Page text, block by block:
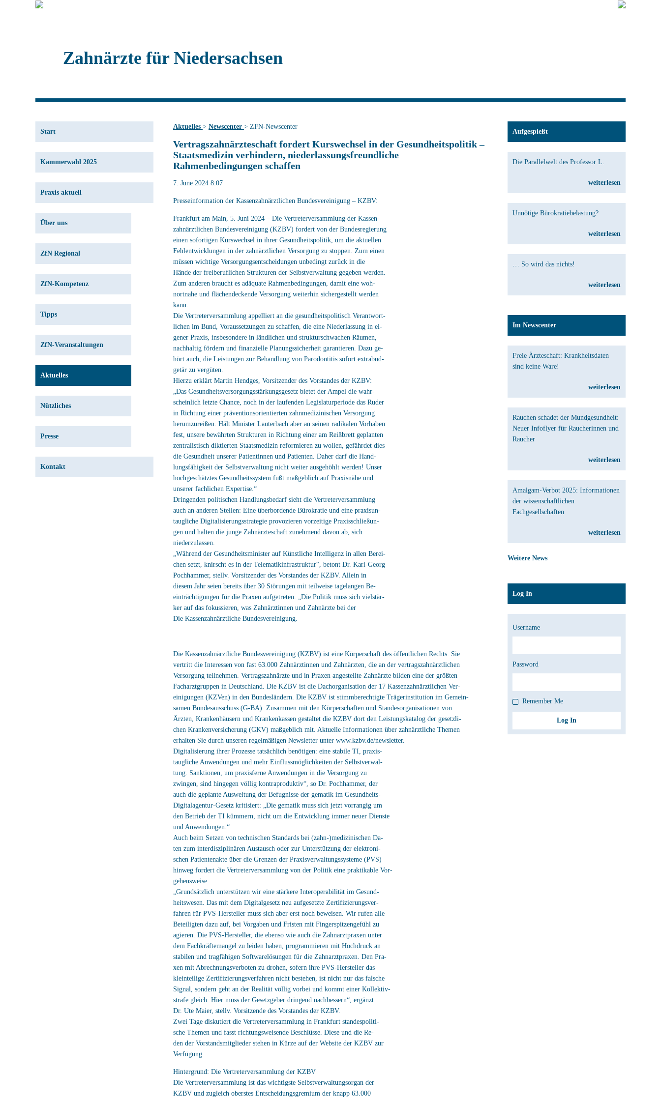
Zahnärzte für Niedersachsen
Start
Kammerwahl 2025
Praxis aktuell
Über uns
ZfN Regional
ZfN-Kompetenz
Tipps
ZfN-Veranstaltungen
Aktuelles
Nützliches
Presse
Kontakt
Aktuelles > Newscenter > ZFN-Newscenter
Vertragszahnärzteschaft fordert Kurswechsel in der Gesundheitspolitik –
Staatsmedizin verhindern, niederlassungsfreundliche
Rahmenbedingungen schaffen
7. June 2024 8:07
Presseinformation der Kassenzahnärztlichen Bundesvereinigung – KZBV:
Frankfurt am Main, 5. Juni 2024 – Die Vertreterversammlung der Kassen-
zahnärztlichen Bundesvereinigung (KZBV) fordert von der Bundesregierung
einen sofortigen Kurswechsel in ihrer Gesundheitspolitik, um die aktuellen
Fehlentwicklungen in der zahnärztlichen Versorgung zu stoppen. Zum einen
müssen wichtige Versorgungsentscheidungen unbedingt zurück in die
Hände der freiberuflichen Strukturen der Selbstverwaltung gegeben werden.
Zum anderen braucht es adäquate Rahmenbedingungen, damit eine woh-
nortnahe und flächendeckende Versorgung weiterhin sichergestellt werden
kann.
Die Vertreterversammlung appelliert an die gesundheitspolitisch Verantwort-
lichen im Bund, Voraussetzungen zu schaffen, die eine Niederlassung in ei-
gener Praxis, insbesondere in ländlichen und strukturschwachen Räumen,
nachhaltig fördern und finanzielle Planungssicherheit garantieren. Dazu ge-
hört auch, die Leistungen zur Behandlung von Parodontitis sofort extrabud-
getär zu vergüten.
Hierzu erklärt Martin Hendges, Vorsitzender des Vorstandes der KZBV:
„Das Gesundheitsversorgungsstärkungsgesetz bietet der Ampel die wahr-
scheinlich letzte Chance, noch in der laufenden Legislaturperiode das Ruder
in Richtung einer präventionsorientierten zahnmedizinischen Versorgung
herumzureißen. Hält Minister Lauterbach aber an seinen radikalen Vorhaben
fest, unsere bewährten Strukturen in Richtung einer am Reißbrett geplanten
zentralistisch diktierten Staatsmedizin reformieren zu wollen, gefährdet dies
die Gesundheit unserer Patientinnen und Patienten. Daher darf die Hand-
lungsfähigkeit der Selbstverwaltung nicht weiter ausgehöhlt werden! Unser
hochgeschätztes Gesundheitssystem fußt maßgeblich auf Praxisnähe und
unserer fachlichen Expertise.“
Dringenden politischen Handlungsbedarf sieht die Vertreterversammlung
auch an anderen Stellen: Eine überbordende Bürokratie und eine praxisun-
taugliche Digitalisierungsstrategie provozieren vorzeitige Praxisschließun-
gen und halten die junge Zahnärzteschaft zunehmend davon ab, sich
niederzulassen.
„Während der Gesundheitsminister auf Künstliche Intelligenz in allen Berei-
chen setzt, knirscht es in der Telematikinfrastruktur“, betont Dr. Karl-Georg
Pochhammer, stellv. Vorsitzender des Vorstandes der KZBV. Allein in
diesem Jahr seien bereits über 30 Störungen mit teilweise tagelangen Be-
einträchtigungen für die Praxen aufgetreten. „Die Politik muss sich vielstär-
ker auf das fokussieren, was Zahnärztinnen und Zahnärzte bei der
Die Kassenzahnärztliche Bundesvereinigung.
Die Kassenzahnärztliche Bundesvereinigung (KZBV) ist eine Körperschaft des öffentlichen Rechts. Sie
vertritt die Interessen von fast 63.000 Zahnärztinnen und Zahnärzten, die an der vertragszahnärztlichen
Versorgung teilnehmen. Vertragszahnärzte und in Praxen angestellte Zahnärzte bilden eine der größten
Facharztgruppen in Deutschland. Die KZBV ist die Dachorganisation der 17 Kassenzahnärztlichen Ver-
einigungen (KZVen) in den Bundesländern. Die KZBV ist stimmberechtigte Trägerinstitution im Gemein-
samen Bundesausschuss (G-BA). Zusammen mit den Körperschaften und Standesorganisationen von
Ärzten, Krankenhäusern und Krankenkassen gestaltet die KZBV dort den Leistungskatalog der gesetzli-
chen Krankenversicherung (GKV) maßgeblich mit. Aktuelle Informationen über zahnärztliche Themen
erhalten Sie durch unseren regelmäßigen Newsletter unter www.kzbv.de/newsletter.
Digitalisierung ihrer Prozesse tatsächlich benötigen: eine stabile TI, praxis-
taugliche Anwendungen und mehr Einflussmöglichkeiten der Selbstverwal-
tung. Sanktionen, um praxisferne Anwendungen in die Versorgung zu
zwingen, sind hingegen völlig kontraproduktiv“, so Dr. Pochhammer, der
auch die geplante Ausweitung der Befugnisse der gematik im Gesundheits-
Digitalagentur-Gesetz kritisiert: „Die gematik muss sich jetzt vorrangig um
den Betrieb der TI kümmern, nicht um die Entwicklung immer neuer Dienste
und Anwendungen.“
Auch beim Setzen von technischen Standards bei (zahn-)medizinischen Da-
ten zum interdisziplinären Austausch oder zur Unterstützung der elektroni-
schen Patientenakte über die Grenzen der Praxisverwaltungssysteme (PVS)
hinweg fordert die Vertreterversammlung von der Politik eine praktikable Vor-
gehensweise.
„Grundsätzlich unterstützen wir eine stärkere Interoperabilität im Gesund-
heitswesen. Das mit dem Digitalgesetz neu aufgesetzte Zertifizierungsver-
fahren für PVS-Hersteller muss sich aber erst noch beweisen. Wir rufen alle
Beteiligten dazu auf, bei Vorgaben und Fristen mit Fingerspitzengefühl zu
agieren. Die PVS-Hersteller, die ebenso wie auch die Zahnarztpraxen unter
dem Fachkräftemangel zu leiden haben, programmieren mit Hochdruck an
stabilen und tragfähigen Softwarelösungen für die Zahnarztpraxen. Den Pra-
xen mit Abrechnungsverboten zu drohen, sofern ihre PVS-Hersteller das
kleinteilige Zertifizierungsverfahren nicht bestehen, ist nicht nur das falsche
Signal, sondern geht an der Realität völlig vorbei und kommt einer Kollektiv-
strafe gleich. Hier muss der Gesetzgeber dringend nachbessern“, ergänzt
Dr. Ute Maier, stellv. Vorsitzende des Vorstandes der KZBV.
Zwei Tage diskutiert die Vertreterversammlung in Frankfurt standespoliti-
sche Themen und fasst richtungsweisende Beschlüsse. Diese und die Re-
den der Vorstandsmitglieder stehen in Kürze auf der Website der KZBV zur
Verfügung.
Hintergrund: Die Vertreterversammlung der KZBV
Die Vertreterversammlung ist das wichtigste Selbstverwaltungsorgan der
KZBV und zugleich oberstes Entscheidungsgremium der knapp 63.000
Aufgespießt
Die Parallelwelt des Professor L.
weiterlesen
Unnötige Bürokratiebelastung?
weiterlesen
… So wird das nichts!
weiterlesen
Im Newscenter
Freie Ärzteschaft: Krankheitsdaten
sind keine Ware!
weiterlesen
Rauchen schadet der Mundgesundheit:
Neuer Infoflyer für Raucherinnen und
Raucher
weiterlesen
Amalgam-Verbot 2025: Informationen
der wissenschaftlichen
Fachgesellschaften
weiterlesen
Weitere News
Log In
Username
Password
Remember Me